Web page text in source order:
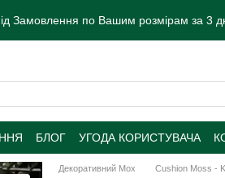
Замовлення по Вашим розмірам за 3
БЛОГ УГОДА КОРИСТУВАЧА
Декоративний Мох Cushion Moss -